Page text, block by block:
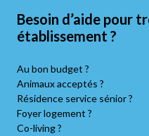
Besoin d’aide pour
établissement ?
Au bon budget ?
Animaux acceptés ?
Résidence service sénior ?
Foyer logement ?
Co-living ?